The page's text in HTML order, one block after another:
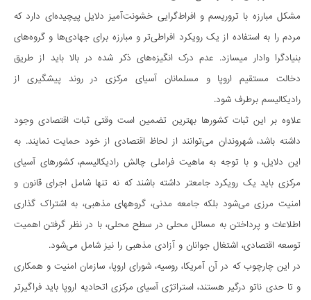
مشکل مبارزه با تروریسم و ​​افراط­گرایی خشونت­آمیز دلایل پیچیده­ای دارد که
مردم را به استفاده از یک رویکرد افراطی­تر و مبارزه برای جهادی­ها و گروه­های
بنیادگرا وادار می­سازد. عدم درک انگیزه­های ذکر شده در بالا باید از طریق
دخالت مستقیم اروپا و مسلمانان آسیای مرکزی در روند پیشگیری از
رادیکالیسم برطرف شود.
علاوه بر این ثبات کشورها بهترین تضمین است وقتی ثبات اقتصادی وجود
داشته باشد، شهروندان می­توانند از لحاظ اقتصادی از خود حمایت نمایند. به
این دلایل، و با توجه به ماهیت فراملی چالش رادیکالیسم، کشورهای آسیای
مرکزی باید یک رویکرد جامع­تر داشته باشند که نه تنها شامل اجرای قانون و
امنیت مرزی می­شود بلکه جامعه مدنی، گروه­های مذهبی، به اشتراک گذاری
اطلاعات و پرداختن به مسائل محلی در سطح محلی، با در نظر گرفتن اهمیت
توسعه اقتصادی، اشتغال جوانان و آزادی مذهبی را نیز شامل می­شود.
در این چارچوب که در آن آمریکا، روسیه، شورای اروپا، سازمان امنیت و همکاری
و تا حدی ناتو درگیر هستند، استراتژی آسیای مرکزی اتحادیه اروپا باید فراگیرتر